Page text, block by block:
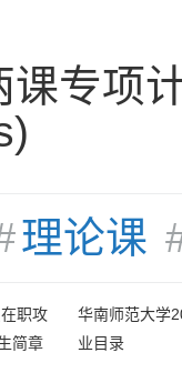
课专项
理论课
职攻
简章
华南师范大学
业目录